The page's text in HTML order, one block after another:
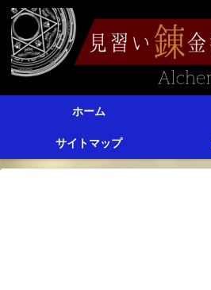
ホーム
サイトマップ